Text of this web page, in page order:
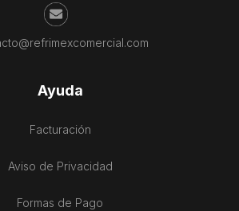
Ayuda
Facturación
Aviso de Privacidad
Formas de Pago